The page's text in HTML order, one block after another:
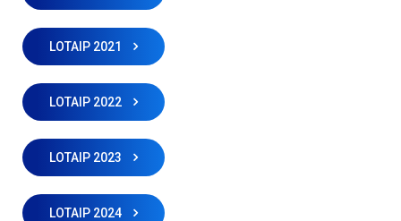
LOTAIP 2021
LOTAIP 2022
LOTAIP 2023
LOTAIP 2024